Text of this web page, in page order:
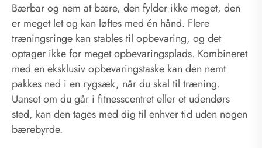
Bærbar og nem at bære, den fylder ikke meget, den
er meget let og kan løftes med én hånd. Flere
træningsringe kan stables til opbevaring, og det
optager ikke for meget opbevaringsplads. Kombineret
med en eksklusiv opbevaringstaske kan den nemt
pakkes ned i en rygsæk, når du skal til træning.
Uanset om du går i fitnesscentret eller et udendørs
sted, kan den tages med dig til enhver tid uden nogen
bærebyrde.